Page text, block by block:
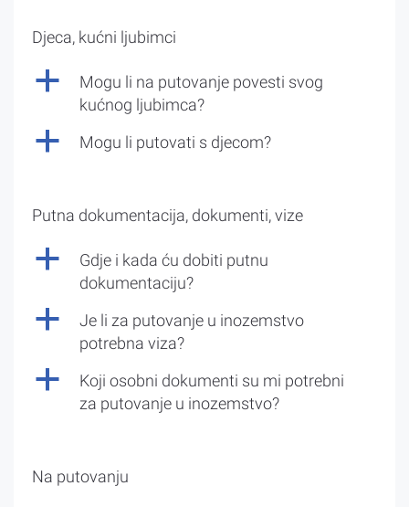
Djeca, kućni ljubimci
a
Mogu li na putovanje povesti svog
kućnog ljubimca?
a Mogu li putovati s djecom?
Putna dokumentacija, dokumenti, vize
a
Gdje i kada ću dobiti putnu
dokumentaciju?
a
Je li za putovanje u inozemstvo
potrebna viza?
a
Koji osobni dokumenti su mi potrebni
za putovanje u inozemstvo?
Na putovanju